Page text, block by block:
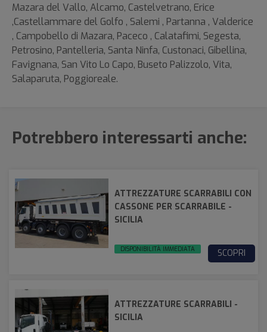
Mazara del Vallo, Alcamo, Castelvetrano, Erice
,Castellammare del Golfo , Salemi , Partanna , Valderice
, Campobello di Mazara, Paceco , Calatafimi, Segesta,
Petrosino, Pantelleria, Santa Ninfa, Custonaci, Gibellina,
Favignana, San Vito Lo Capo, Buseto Palizzolo, Vita,
Salaparuta, Poggioreale.
Potrebbero interessarti anche:
ATTREZZATURE SCARRABILI CON
CASSONE PER SCARRABILE -
SICILIA
DISPONIBILITÀ IMMEDIATA SCOPRI
ATTREZZATURE SCARRABILI -
SICILIA